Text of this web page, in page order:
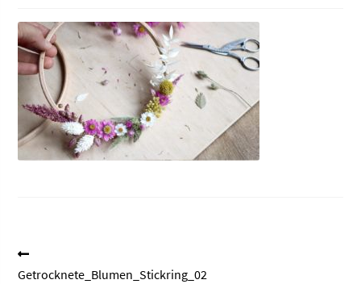
Beitragsnavigation
Beitrag:
Getrocknete_Blumen_Stickring_02